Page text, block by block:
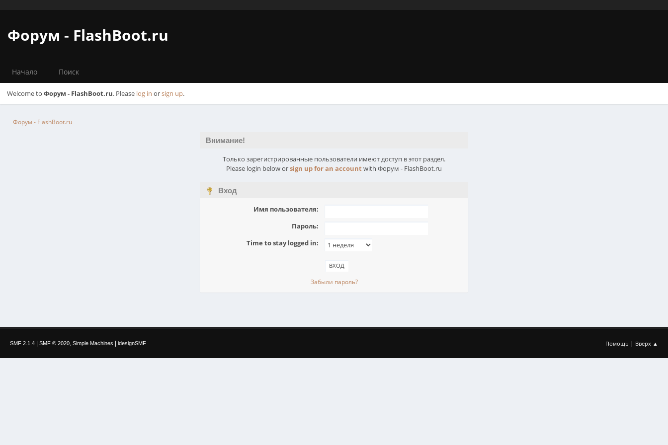
Форум - FlashBoot.ru
Начало Поиск
Welcome to Форум - FlashBoot.ru. Please log in orsign up.
Форум - FlashBoot.ru
Внимание!
Только зарегистрированные пользователи имеют доступ в этот раздел.
Please login below orsign up for an accountwith Форум - FlashBoot.ru
Вход
Имя пользователя:
Пароль:
Time to stay logged in:
Забыли пароль?
Помощь | Вверх ▲
SMF 2.1.4 SMF © 2020, Simple Machines idesignSMF